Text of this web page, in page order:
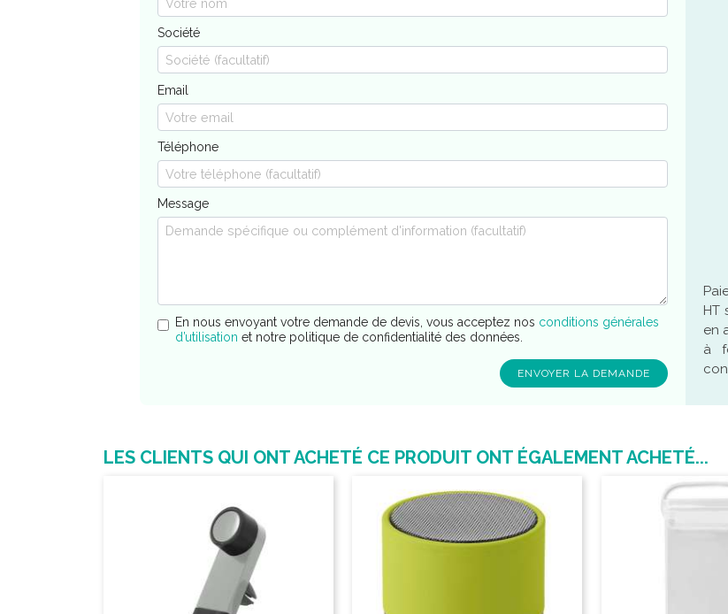
Société
Email
Téléphone
Message
En nous envoyant votre demande de devis, vous acceptez nos conditions générales
d’utilisation et notre politique de confidentialité des données.
HT
en
à
LES CLIENTS QUI ONT ACHETÉ CE PRODUIT ONT ÉGALEMENT ACHETÉ...